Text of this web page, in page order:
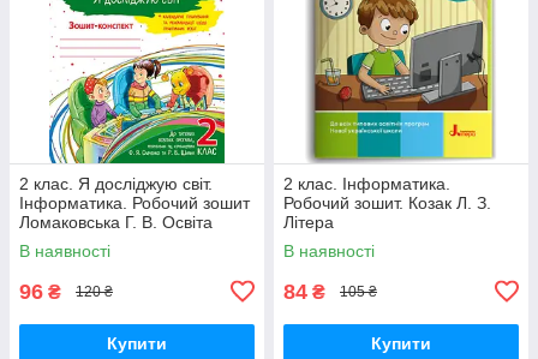
2 клас. Я досліджую світ.
Інформатика. Робочий зошит
Ломаковська Г. В. Освіта
В наявності
96 ₴ 120 ₴
Купити
2 клас. Інформатика.
Робочий зошит. Козак Л. З.
Літера
В наявності
84 ₴ 105 ₴
Купити